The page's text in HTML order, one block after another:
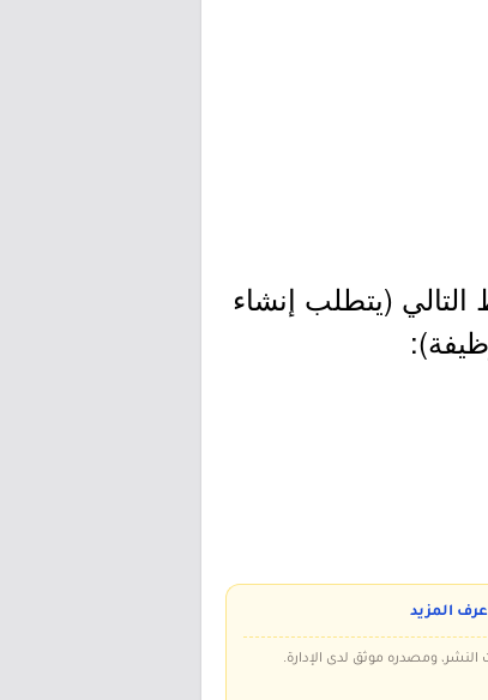
(يتطلب إنشاء
المزيد
النشر، ومصدره موثق لدى الإدارة.